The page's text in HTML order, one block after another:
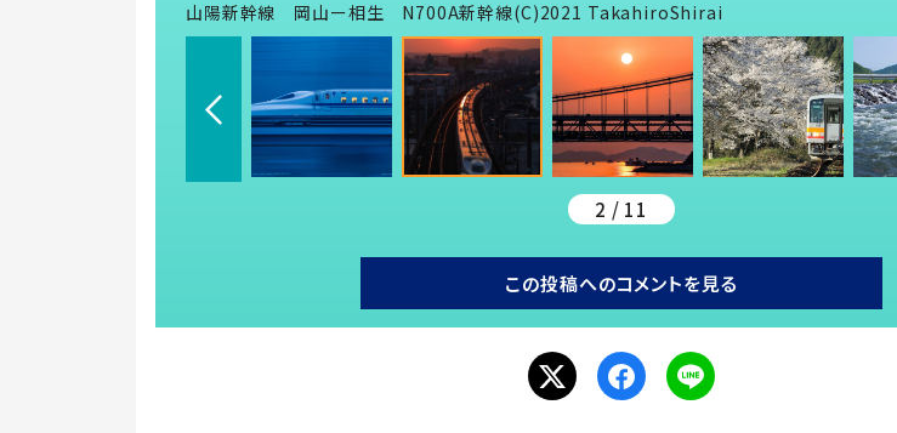
山陽新幹線 岡山ー相生 N700A新幹線(C)2021 TakahiroShirai
2 / 11
この投稿へのコメントを見る